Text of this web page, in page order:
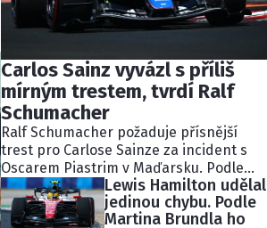
Carlos Sainz vyvázl s příliš
mírným trestem, tvrdí Ralf
Schumacher
Ralf Schumacher požaduje přísnější
trest pro Carlose Sainze za incident s
Oscarem Piastrim v Maďarsku. Podle
bývalého pilota Williams ignoroval
několik modrých vlajek a následně
kolidoval s lídrem závodu.
Lewis Hamilton udělal
jedinou chybu. Podle
Martina Brundla ho